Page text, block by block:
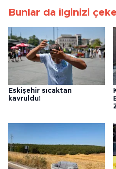
Bunlar da ilginizi
Eskişehir sıcaktan
kavruldu!